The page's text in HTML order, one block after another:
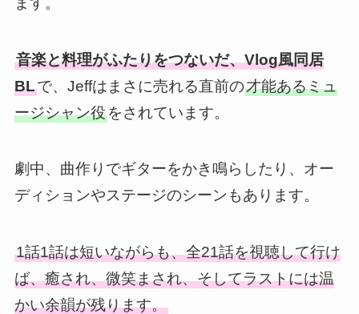
音楽と料理がふたりをつないだ、Vlog風同居
BLで、Jeffはまさに売れる直前の才能あるミュ
ージシャン役をされています。
劇中、曲作りでギターをかき鳴らしたり、オー
ディションやステージのシーンもあります。
1話1話は短いながらも、全21話を視聴して行け
ば、癒され、微笑まされ、そしてラストには温
かい余韻が残ります。